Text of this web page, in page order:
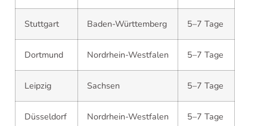
Stuttgart Baden-Württemberg 5–7 Tage
Dortmund Nordrhein-Westfalen 5–7 Tage
Leipzig Sachsen 5–7 Tage
Düsseldorf Nordrhein-Westfalen 5–7 Tage